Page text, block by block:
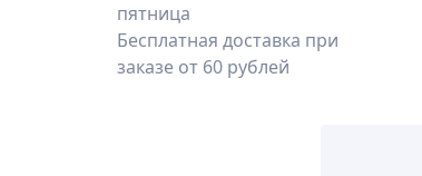
пятница
Бесплатная доставка при
заказе от 60 рублей